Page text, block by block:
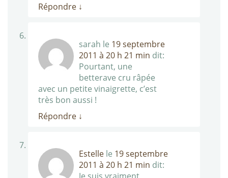
Répondre ↓
sarah le 19 septembre
2011 à 20 h 21 min dit:
Pourtant, une
betterave cru râpée
avec un petite vinaigrette, c’est
très bon aussi !
Répondre ↓
Estelle le 19 septembre
2011 à 20 h 21 min dit:
Je suis vraiment